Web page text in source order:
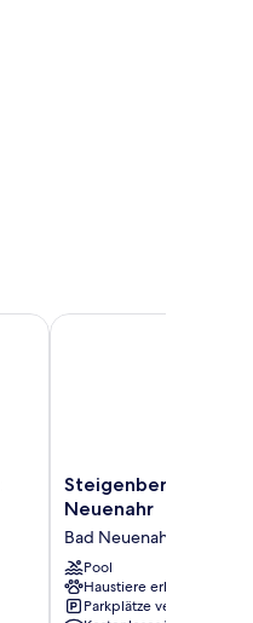
Steigenberger
Hotel
Neuenahr
Bad
Neuenahr-
Ahrweiler
Steigenberger
Neuenahr
Bad Neuenahr-Ahrweiler
Pool
Haustiere erlaubt
Parkplätze verfügbar
Steigenberger Hotel